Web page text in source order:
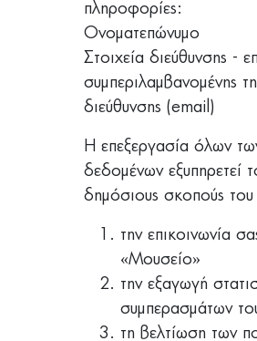
πληροφορίες:
Ονοματεπώνυμο
Στοιχεία διεύθυνσης -
συμπεριλαμβανομένης
διεύθυνσης (email)
Η επεξεργασία όλων
δεδομένων εξυπηρετεί
δημόσιους σκοπούς
την επικοινωνία
«Μουσείο»
την εξαγωγή
συμπερασμάτων
τη βελτίωση των